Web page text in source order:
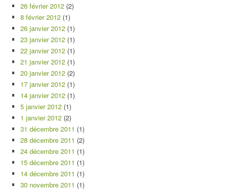
26 février 2012 (2)
8 février 2012 (1)
26 janvier 2012 (1)
23 janvier 2012 (1)
22 janvier 2012 (1)
21 janvier 2012 (1)
20 janvier 2012 (2)
17 janvier 2012 (1)
14 janvier 2012 (1)
5 janvier 2012 (1)
1 janvier 2012 (2)
31 décembre 2011 (1)
28 décembre 2011 (2)
24 décembre 2011 (1)
15 décembre 2011 (1)
14 décembre 2011 (1)
30 novembre 2011 (1)